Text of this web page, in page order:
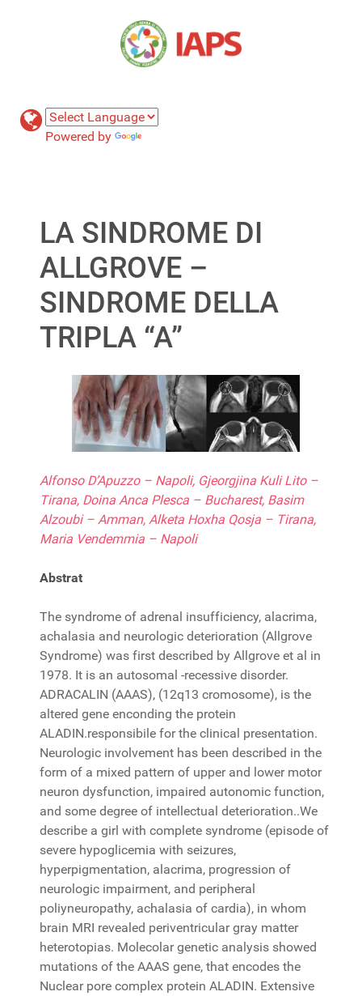
Powered by
LA SINDROME DI
ALLGROVE –
SINDROME DELLA
TRIPLA “A”
Alfonso D’Apuzzo – Napoli, Gjeorgjina Kuli Lito –
Tirana, Doina Anca Plesca – Bucharest, Basim
Alzoubi – Amman, Alketa Hoxha Qosja – Tirana,
Maria Vendemmia – Napoli
Abstrat
The syndrome of adrenal insufficiency, alacrima,
achalasia and neurologic deterioration (Allgrove
Syndrome) was first described by Allgrove et al in
1978. It is an autosomal -recessive disorder.
ADRACALIN (AAAS), (12q13 cromosome), is the
altered gene enconding the protein
ALADIN.responsibile for the clinical presentation.
Neurologic involvement has been described in the
form of a mixed pattern of upper and lower motor
neuron dysfunction, impaired autonomic function,
and some degree of intellectual deterioration..We
describe a girl with complete syndrome (episode of
severe hypoglicemia with seizures,
hyperpigmentation, alacrima, progression of
neurologic impairment, and peripheral
poliyneuropathy, achalasia of cardia), in whom
brain MRI revealed periventricular gray matter
heterotopias. Molecolar genetic analysis showed
mutations of the AAAS gene, that encodes the
Nuclear pore complex protein ALADIN. Extensive